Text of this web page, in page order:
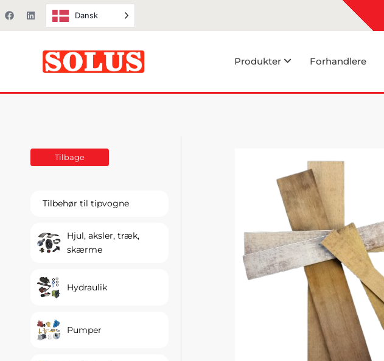
til
F
a
L
i Dansk
Produkter Forhandlere
Tilbage
Tilbehør til tipvogne
Hjul, aksler, træk,
skærme
Hydraulik
Pumper